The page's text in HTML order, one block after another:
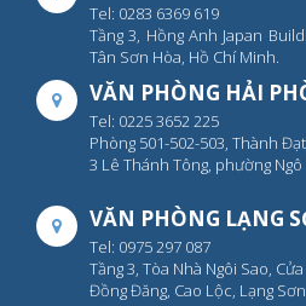
Tel: 0283 6369 619
Tầng 3, Hồng Anh Japan
Tân Sơn Hòa, Hồ Chí Minh.
VĂN PHÒNG HẢI
Tel: 0225 3652 225
Phòng 501-502-503, Thành
3 Lê Thánh Tông, phường
VĂN PHÒNG LẠNG
Tel: 0975 297 087
Tầng 3, Tòa Nhà Ngôi Sao,
Đồng Đăng, Cao Lộc, Lạng Sơn.